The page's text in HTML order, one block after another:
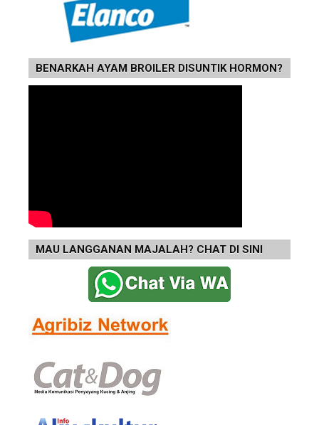
BENARKAH AYAM BROILER DISUNTIK HORMON?
MAU LANGGANAN MAJALAH? CHAT DI SINI